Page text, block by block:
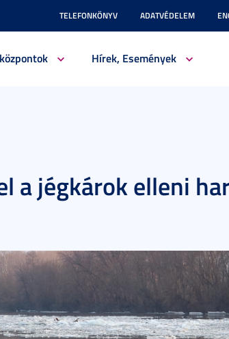
TELEFONKÖNYV ADATVÉDELEM
Hírek, Események
a jégkárok elleni